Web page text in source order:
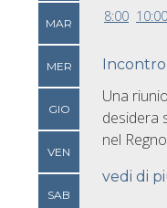
MAR
MER
GIO
VEN
SAB
8:00 10:00
Incontro
Una
desidera
nel
vedi di